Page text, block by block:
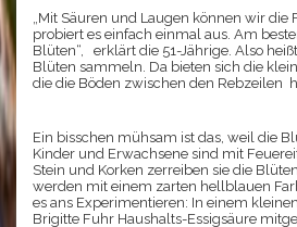
„Mit Säuren und Laugen können wir die
probiert es einfach einmal aus. Am
Blüten“, erklärt die 51-Jährige. Also
Blüten sammeln. Da bieten sich die
die die Böden zwischen den Rebzeilen
Ein bisschen mühsam ist das, weil die
Kinder und Erwachsene sind mit
Stein und Korken zerreiben sie die
werden mit einem zarten hellblauen
es ans Experimentieren: In einem
Brigitte Fuhr Haushalts-Essigsäure